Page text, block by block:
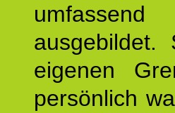
eigenen
persönlich